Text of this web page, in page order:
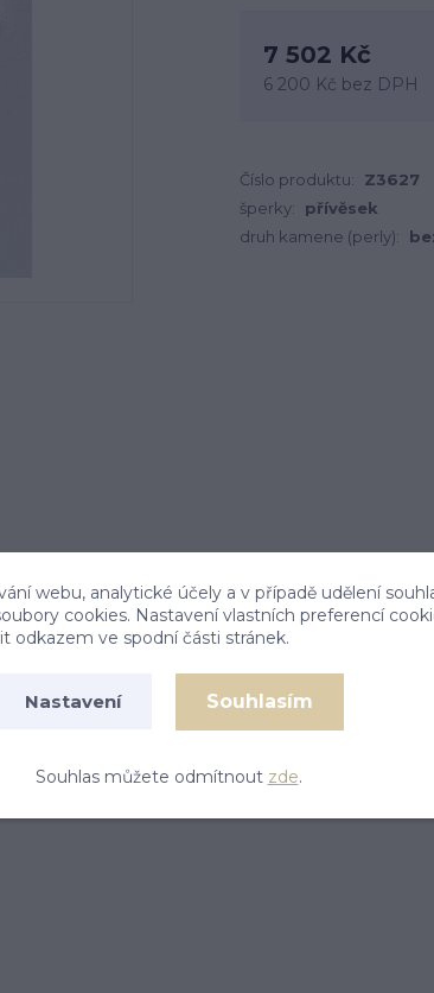
7 502 Kč
6 200 Kč bez DPH
Číslo produktu: Z3627
šperky:
přívěsek
druh kamene (perly):
je 27 mm. Orientační váha
webu, analytické účely a v případě udělení
cookies. Nastavení vlastních preferencí
odkazem ve spodní části stránek.
Nastavení Souhlasím
Souhlas můžete odmítnout zde.